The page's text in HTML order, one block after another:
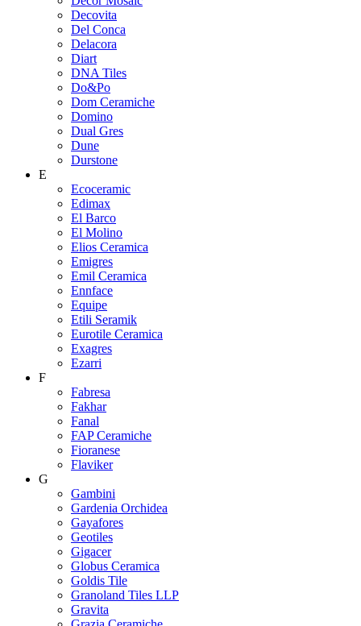
Decovita
Del Conca
Delacora
Diart
DNA Tiles
Do&Po
Dom Ceramiche
Domino
Dual Gres
Dune
Durstone
E
Ecoceramic
Edimax
El Barco
El Molino
Elios Ceramica
Emigres
Emil Ceramica
Ennface
Equipe
Etili Seramik
Eurotile Ceramica
Exagres
Ezarri
F
Fabresa
Fakhar
Fanal
FAP Ceramiche
Fioranese
Flaviker
G
Gambini
Gardenia Orchidea
Gayafores
Geotiles
Gigacer
Globus Ceramica
Goldis Tile
Granoland Tiles LLP
Gravita